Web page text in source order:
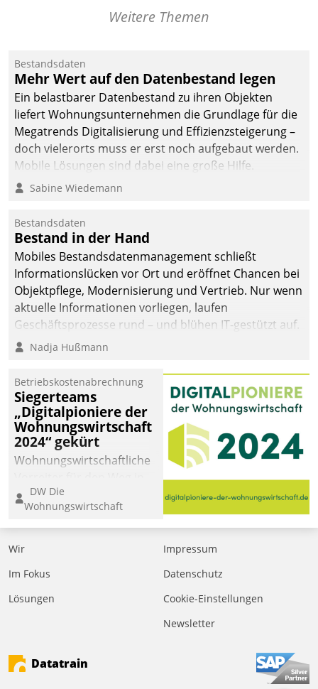
Weitere Themen
Bestandsdaten
Mehr Wert auf den Datenbestand legen
Ein belastbarer Datenbestand zu ihren Objekten
liefert Wohnungsunternehmen die Grundlage für die
Megatrends Digitalisierung und Effizienzsteigerung –
doch vielerorts muss er erst noch aufgebaut werden.
Mobile Lösungen sind dabei eine große Hilfe.
Sabine Wiedemann
Bestandsdaten
Bestand in der Hand
Mobiles Bestandsdatenmanagement schließt
Informationslücken vor Ort und eröffnet Chancen bei
Objektpflege, Modernisierung und Vertrieb. Nur wenn
aktuelle Informationen vorliegen, laufen
Geschäftsprozesse rund – und blühen IT-gestützt auf.
Nadja Hußmann
Betriebskostenabrechnung
Siegerteams
„Digitalpioniere der
Wohnungswirtschaft
2024“ gekürt
Wohnungswirtschaftliche
eine digitale Zukunft zu
finden, ist das Ziel des
Awards „Digitalpioniere
der
Bewerben können sich
dafür ein Team
DW Die
Wohnungswirtschaft
Wir
Im Fokus
Lösungen
Impressum
Datenschutz
Cookie-Einstellungen
Newsletter
Datatrain